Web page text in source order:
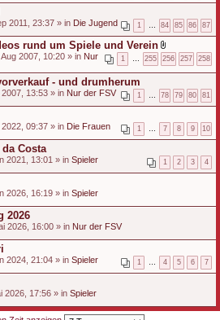
1 84 85 86 87
2011, 23:37 » in Die Jugend
rund um Spiele und Verein
D
a
t
i
a
h
n
1 255 256 257 258
2007, 10:20 » in Nur
- und drumherum
1 78 79 80 81
13:53 » in Nur der FSV
1 7 8 9 10
09:37 » in Die Frauen
Costa
1 2 3 4
2021, 13:01 » in Spieler
2026, 16:19 » in Spieler
2026
2026, 16:00 » in Nur der FSV
1 4 5 6 7
2024, 21:04 » in Spieler
2026, 17:56 » in Spieler